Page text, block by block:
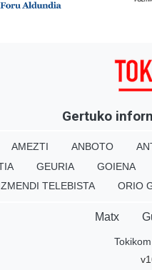
Gertuko
AMEZTI ANBOTO
GEURIA GOIENA
TELEBISTA ORIO
Matx